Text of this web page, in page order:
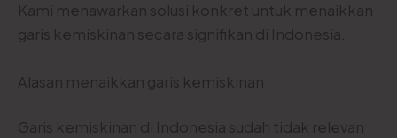
Kami menawarkan solusi konkret untuk menaikkan
garis kemiskinan secara signifikan di Indonesia.
Alasan menaikkan garis kemiskinan
Garis kemiskinan di Indonesia sudah tidak relevan